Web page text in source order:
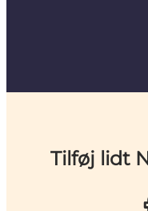
Tilføj lidt